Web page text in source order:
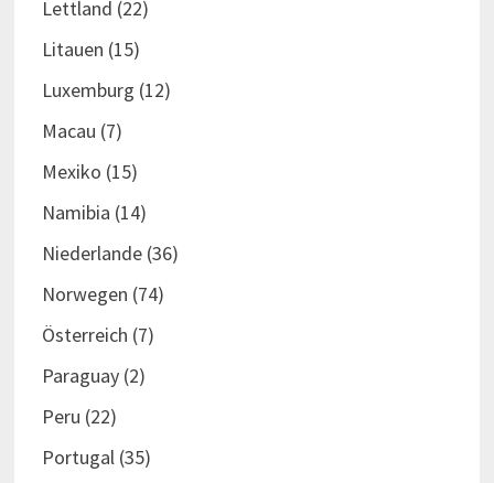
Lettland (22)
Litauen (15)
Luxemburg (12)
Macau (7)
Mexiko (15)
Namibia (14)
Niederlande(36)
Norwegen (74)
Österreich (7)
Paraguay(2)
Peru (22)
Portugal(35)